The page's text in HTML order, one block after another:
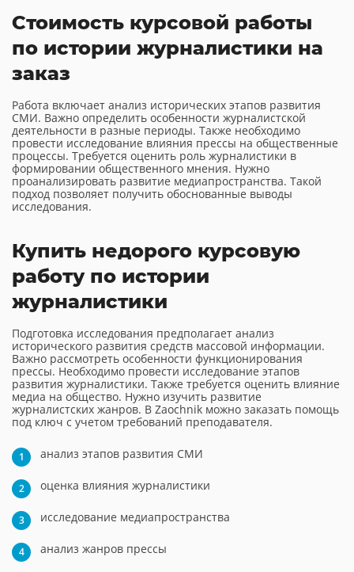
Стоимость курсовой работы
по истории журналистики на
заказ
Работа включает анализ исторических этапов развития
СМИ. Важно определить особенности журналистской
деятельности в разные периоды. Также необходимо
провести исследование влияния прессы на общественные
процессы. Требуется оценить роль журналистики в
формировании общественного мнения. Нужно
проанализировать развитие медиапространства. Такой
подход позволяет получить обоснованные выводы
исследования.
Купить недорого курсовую
работу по истории
журналистики
Подготовка исследования предполагает анализ
исторического развития средств массовой информации.
Важно рассмотреть особенности функционирования
прессы. Необходимо провести исследование этапов
развития журналистики. Также требуется оценить влияние
медиа на общество. Нужно изучить развитие
журналистских жанров. В Zaochnik можно заказать помощь
под ключ с учетом требований преподавателя.
анализ этапов развития СМИ
оценка влияния журналистики
исследование медиапространства
анализ жанров прессы